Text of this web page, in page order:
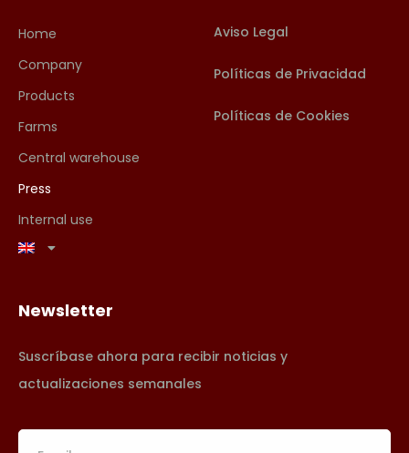
Home
Company
Products
Farms
Central warehouse
Press
Internal use
Aviso Legal
Políticas de Privacidad
Políticas de Cookies
Newsletter
Suscríbase ahora para recibir noticias y
actualizaciones semanales